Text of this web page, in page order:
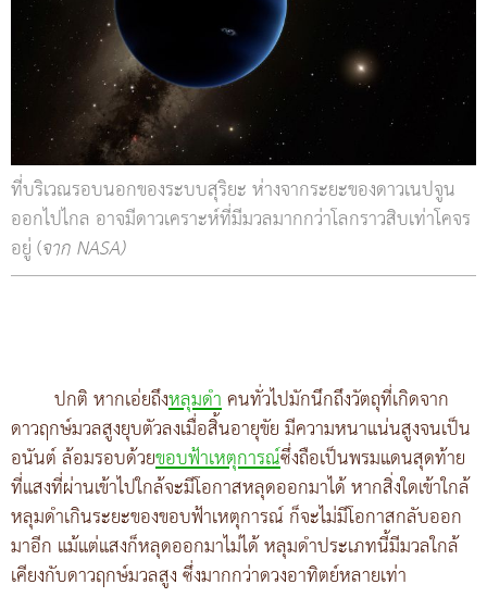
ที่บริเวณรอบนอกของระบบสุริยะ ห่างจากระยะของดาวเนปจูน
ออกไปไกล อาจมีดาวเคราะห์ที่มีมวลมากกว่าโลกราวสิบเท่าโคจร
อยู่ (จาก NASA)
ปกติ หากเอ่ยถึงหลุมดำคนทั่วไปมักนึกถึงวัตถุที่เกิดจาก
ดาวฤกษ์มวลสูงยุบตัวลงเมื่อสิ้นอายุขัย มีความหนาแน่นสูงจนเป็น
อนันต์ ล้อมรอบด้วยขอบฟ้าเหตุการณ์ซึ่งถือเป็นพรมแดนสุดท้าย
ที่แสงที่ผ่านเข้าไปใกล้จะมีโอกาสหลุดออกมาได้ หากสิ่งใดเข้าใกล้
หลุมดำเกินระยะของขอบฟ้าเหตุการณ์ ก็จะไม่มีโอกาสกลับออก
มาอีก แม้แต่แสงก็หลุดออกมาไม่ได้ หลุมดำประเภทนี้มีมวลใกล้
เคียงกับดาวฤกษ์มวลสูง ซึ่งมากกว่าดวงอาทิตย์หลายเท่า